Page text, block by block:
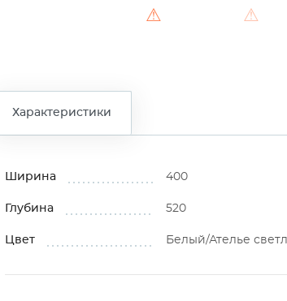
⚠ ⚠
Характеристики
Ширина 400
Глубина 520
Цвет Белый/Ателье